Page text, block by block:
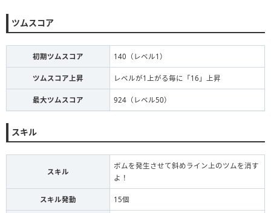
ツムスコア
初期ツムスコア 140（レベル1）
ツムスコア上昇 レベルが1上がる毎に「16」上昇
最大ツムスコア 924（レベル50）
スキル
スキル
ボムを発生させて斜めライン上のツムを消す
よ！
スキル発動 15個